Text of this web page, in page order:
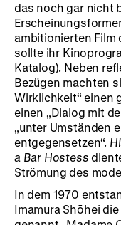
das noch gar nicht
ambitionierten Film
sollte ihr
Katalog). Neben
Bezügen machten
Wirklichkeit“ einen
einen „Dialog mit
„unter Umständen
entgegensetzen“.
a Bar Hostess
Strömung des
In dem 1970
Imamura Shōhei